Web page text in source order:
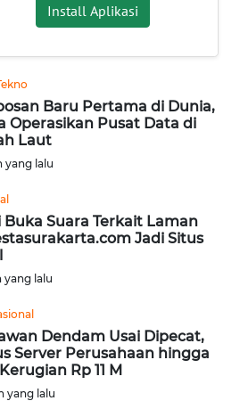
Install Aplikasi
Baru Pertama di Dunia,
Operasikan Pusat Data di
Laut
yang lalu
Buka Suara Terkait Laman
Jadi Situs
yang lalu
Dendam Usai Dipecat,
Server Perusahaan hingga
Rp 11 M
yang lalu